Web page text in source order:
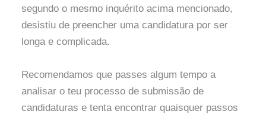
segundo o mesmo inquérito acima mencionado,
desistiu de preencher uma candidatura por ser
longa e complicada.
Recomendamos que passes algum tempo a
analisar o teu processo de submissão de
candidaturas e tenta encontrar quaisquer passos